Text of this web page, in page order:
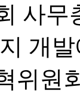
사무
개
위원